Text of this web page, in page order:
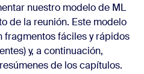
nuestro modelo de ML
de la reunión. Este modelo
fragmentos fáciles y rápidos
y, a continuación,
de los capítulos.